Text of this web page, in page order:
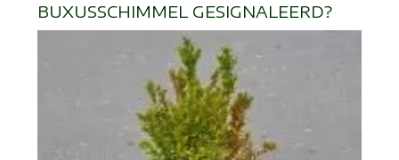
BUXUSSCHIMMEL GESIGNALEERD?